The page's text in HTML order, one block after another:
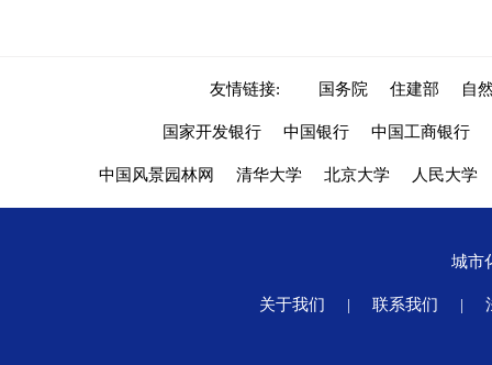
友情链接: 国务院 住建部 自
国家开发银行 中国银行 中国工商银行
中国风景园林网 清华大学 北京大学 人民大学
城市
关于我们 | 联系我们 |